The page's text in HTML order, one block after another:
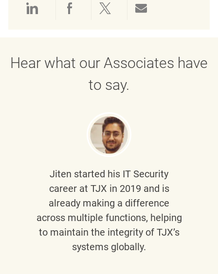
Hear what our Associates have
to say.
Jiten started his IT Security
career at TJX in 2019 and is
already making a difference
across multiple functions, helping
to maintain the integrity of TJX’s
systems globally.